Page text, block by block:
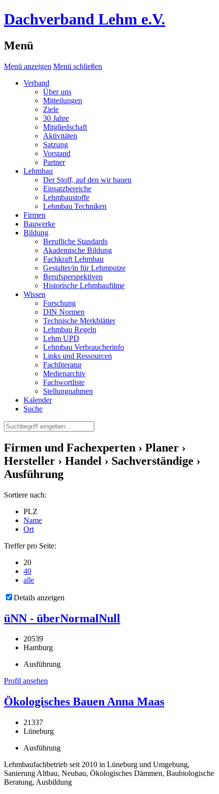
Dachverband Lehm e.V.
Menü
Menü anzeigen Menü schließen
Verband
Über uns
Mitteilungen
Ziele
30 Jahre
Mitgliedschaft
Aktivitäten
Satzung
Vorstand
Partner
Lehmbau
Der Stoff, auf den wir bauen
Einsatzbereiche
Lehmbaustoffe
Lehmbau Techniken
Firmen
Bauwerke
Bildung
Berufliche Standards
Akademische Bildung
Fachkraft Lehmbau
Gestalter/in für Lehmputze
Berufsperspektiven
Historische Lehmbaufilme
Wissen
Forschung
DIN Normen
Technische Merkblätter
Lehmbau Regeln
Lehm UPD
Lehmbau Verbraucherinfo
Links und Ressourcen
Fachliteratur
Medienarchiv
Fachwortliste
Stellungnahmen
Kalender
Suche
Firmen und Fachexperten › Planer ›
Hersteller › Handel › Sachverständige ›
Ausführung
Sortiere nach:
PLZ
Name
Ort
Treffer pro Seite:
20
40
alle
Details anzeigen
üNN - überNormalNull
20539
Hamburg
Ausführung
Profil ansehen
Ökologisches Bauen Anna Maas
21337
Lüneburg
Ausführung
Lehmbaufachbetrieb seit 2010 in Lüneburg und Umgebung,
Sanierung Altbau, Neubau, Ökologisches Dämmen, Baubiologische
Beratung, Ausbildung